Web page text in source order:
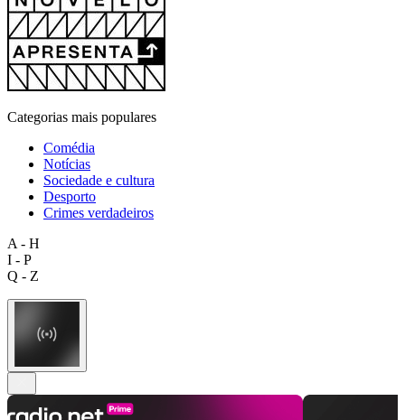
Categorias mais populares
Comédia
Notícias
Sociedade e cultura
Desporto
Crimes verdadeiros
A - H
I - P
Q - Z